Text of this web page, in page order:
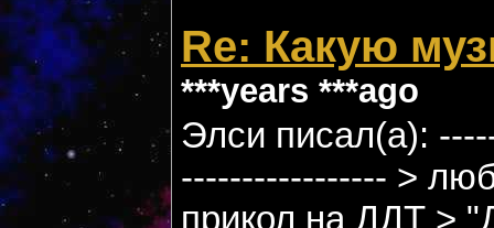
Re: Какую
***years ***ago
Элси писал(а):
----------------- >
прикол на ДДТ >